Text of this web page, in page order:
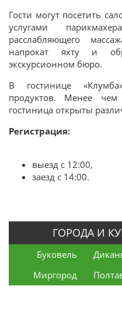
Гости могут посетить
услугами
расслабляющего
напрокат яхту и
экскурсионном бюро.
В гостинице
продуктов. Менее
гостиница открыты
Регистрация:
выезд с 12:00,
заезд с 14:00.
ГОРОДА И
Буковель
Миргород